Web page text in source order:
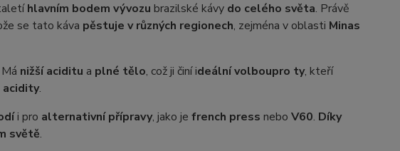
hlavním bodem vývozu brazilské kávy do celého světa. Právě
se tato káva pěstuje v různých regionech, zejména v oblasti Minas
nižší aciditu a plné tělo, což ji činí ideální volboupro ty, kteří
acidity.
i pro alternativní přípravy, jako je french press nebo V60. Díky
světě.